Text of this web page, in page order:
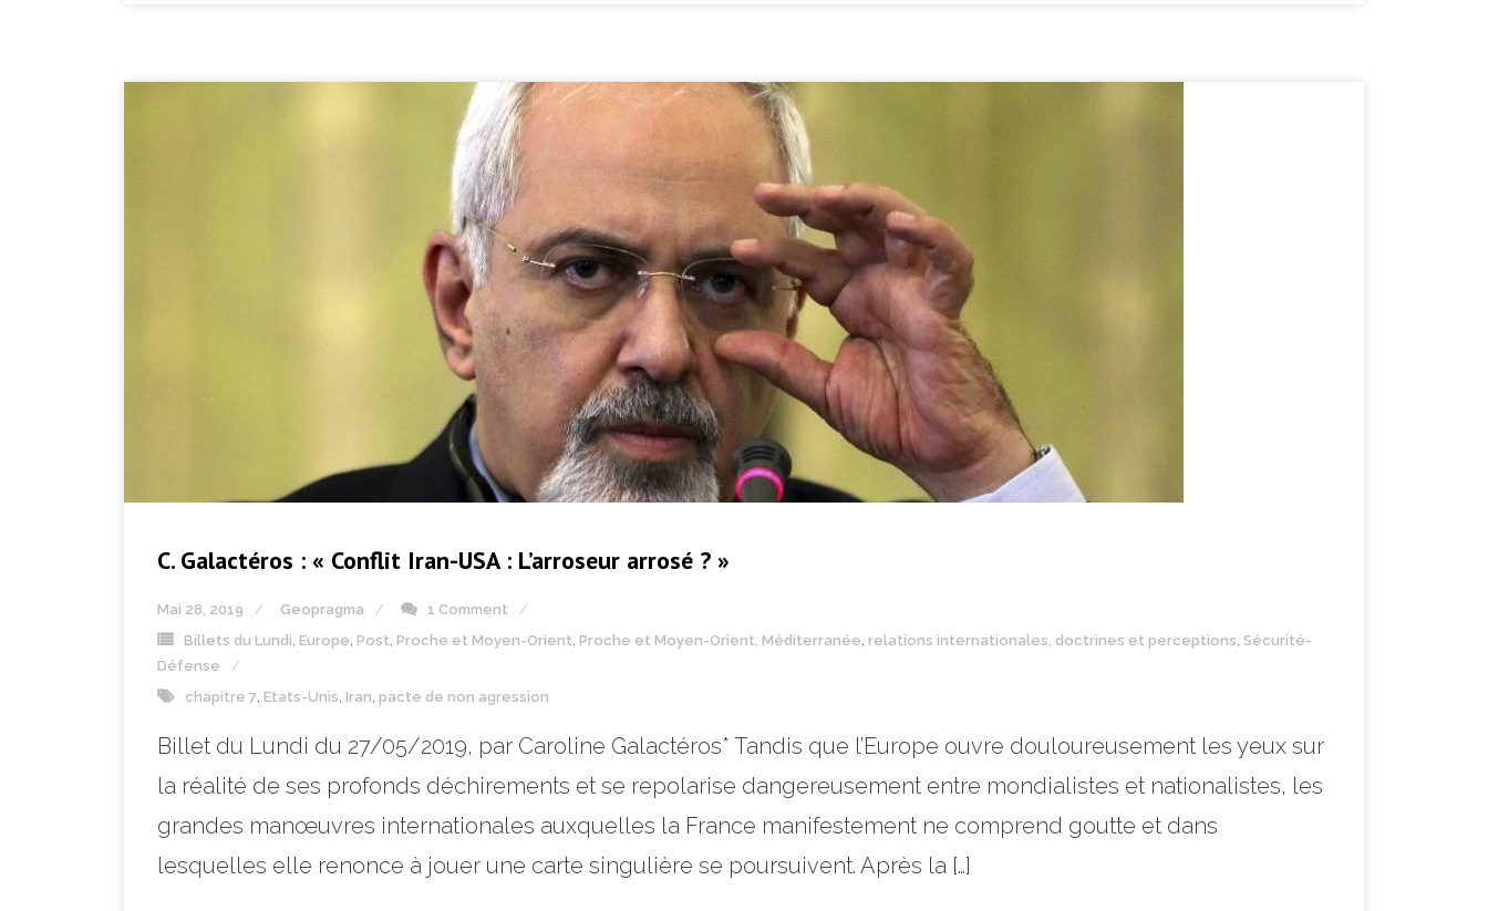
C. Galactéros : « Conflit Iran-USA : L’arroseur arrosé ? »
Mai 28, 2019 Geopragma
1 Comment
Billets du Lundi Europe Post Proche et Moyen-Orient Proche et Moyen-Orient, Méditerranée relations internationales, doctrines et perceptions Sécurité-
Défense
chapitre 7 Etats-Unis Iran pacte de non agression
Billet du Lundi du 27/05/2019, par Caroline Galactéros* Tandis que l’Europe ouvre douloureusement les yeux sur
la réalité de ses profonds déchirements et se repolarise dangereusement entre mondialistes et nationalistes, les
grandes manœuvres internationales auxquelles la France manifestement ne comprend goutte et dans
lesquelles elle renonce à jouer une carte singulière se poursuivent. Après la […]